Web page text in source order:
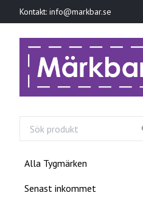
Kontakt: info@markbar.se
Alla Tygmärken
Senast inkommet